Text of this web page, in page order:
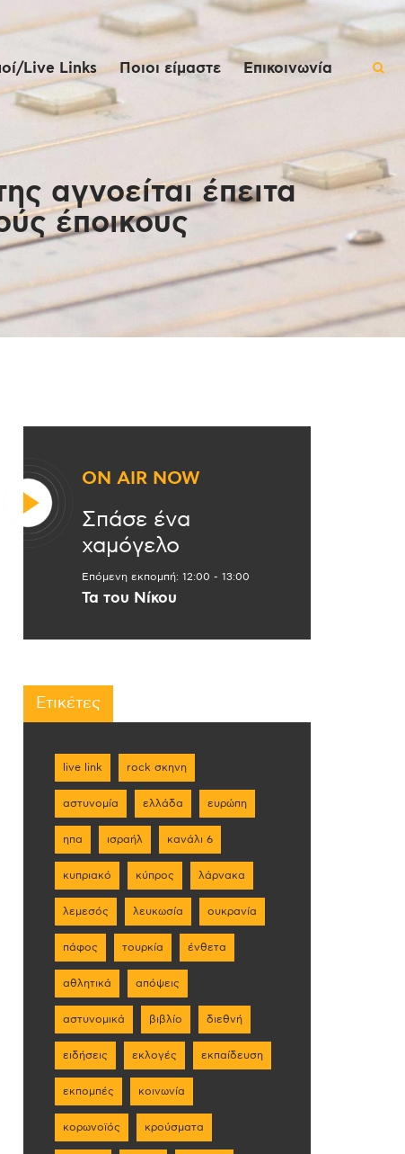
Live Links Ποιοι είμαστε Επικοινωνία
αγνοείται έπειτα
έποικους
ON AIR NOW
Σπάσε ένα
χαμόγελο
Επόμενη εκπομπή: 12:00 - 13:00
Τα του Νίκου
Ετικέτες
live link rock σκηνη
αστυνομία ελλάδα ευρώπη
ηπα ισραήλ κανάλι 6
κυπριακό κύπρος λάρνακα
λεμεσός λευκωσία ουκρανία
πάφος τουρκία ένθετα
αθλητικά απόψεις
αστυνομικά βιβλίο διεθνή
ειδήσεις εκλογές εκπαίδευση
εκπομπές κοινωνία
κορωνοϊός κρούσματα